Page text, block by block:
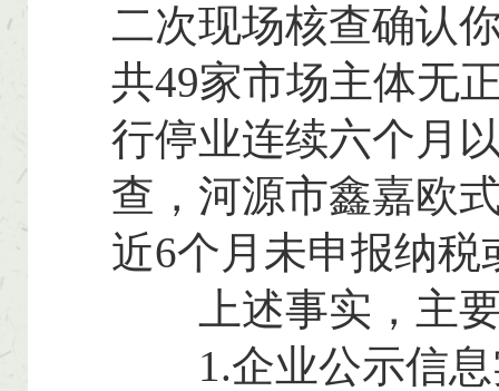
二次现场核查确认
共49家市场主体无
行停业连续六个月
查，河源市鑫嘉欧
近6个月未申报纳
上述事实，主要
1.企业公示信息